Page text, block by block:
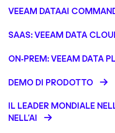
VEEAM DATAAI
SAAS: VEEAM DATA
ON-PREM: VEEAM DATA
DEMO DI PRODOTTO
IL LEADER MONDIALE
NELL’AI